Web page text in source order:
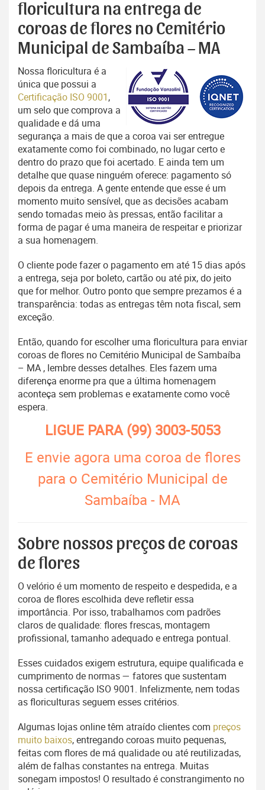
floricultura na entrega de
coroas de flores no Cemitério
Municipal de Sambaíba – MA
Nossa floricultura é a
única que possui a
Certificação ISO 9001,
um selo que comprova a
qualidade e dá uma
segurança a mais de que a coroa vai ser entregue
exatamente como foi combinado, no lugar certo e
dentro do prazo que foi acertado. E ainda tem um
detalhe que quase ninguém oferece: pagamento só
depois da entrega. A gente entende que esse é um
momento muito sensível, que as decisões acabam
sendo tomadas meio às pressas, então facilitar a
forma de pagar é uma maneira de respeitar e priorizar
a sua homenagem.
O cliente pode fazer o pagamento em até 15 dias após
a entrega, seja por boleto, cartão ou até pix, do jeito
que for melhor. Outro ponto que sempre prezamos é a
transparência: todas as entregas têm nota fiscal, sem
exceção.
Então, quando for escolher uma floricultura para enviar
coroas de flores no Cemitério Municipal de Sambaíba
– MA , lembre desses detalhes. Eles fazem uma
diferença enorme pra que a última homenagem
aconteça sem problemas e exatamente como você
espera.
LIGUE PARA(99) 3003-5053
E envie agora uma coroa de flores
para o Cemitério Municipal de
Sambaíba - MA
Sobre nossos preços de coroas
de flores
O velório é um momento de respeito e despedida, e a
coroa de flores escolhida deve refletir essa
importância. Por isso, trabalhamos com padrões
claros de qualidade: flores frescas, montagem
profissional, tamanho adequado e entrega pontual.
Esses cuidados exigem estrutura, equipe qualificada e
cumprimento de normas — fatores que sustentam
nossa certificação ISO 9001. Infelizmente, nem todas
as floriculturas seguem esses critérios.
Algumas lojas online têm atraído clientes com preços
muito baixos, entregando coroas muito pequenas,
feitas com flores de má qualidade ou até reutilizadas,
além de falhas constantes na entrega. Muitas
sonegam impostos! O resultado é constrangimento no